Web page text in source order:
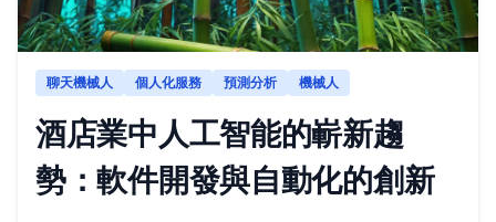
聊天機械人 個人化服務 預測分析 機械人
酒店業中人工智能的嶄新趨
勢：軟件開發與自動化的創新